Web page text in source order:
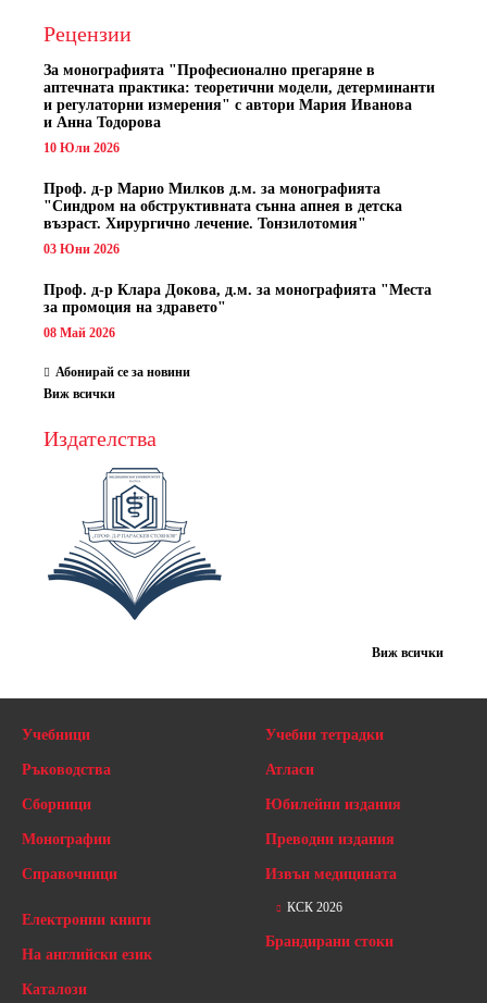
Рецензии
За монографията "Професионално прегаряне в
аптечната практика: теоретични модели, детерминанти
и регулаторни измерения" с автори Мария Иванова
и Анна Тодорова
10 Юли 2026
Проф. д-р Марио Милков д.м. за монографията
"Синдром на обструктивната сънна апнея в детска
възраст. Хирургично лечение. Тонзилотомия"
03 Юни 2026
Проф. д-р Клара Докова, д.м. за монографията "Места
за промоция на здравето"
08 Май 2026
Абонирай се за новини
Виж всички
Издателства
Виж всички
Учебници
Ръководства
Сборници
Монографии
Справочници
Учебни тетрадки
Атласи
Юбилейни издания
Преводни издания
Извън медицината
Електронни книги
На английски език
Каталози
КСК 2026
Брандирани стоки